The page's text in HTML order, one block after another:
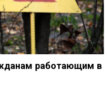
работающим в